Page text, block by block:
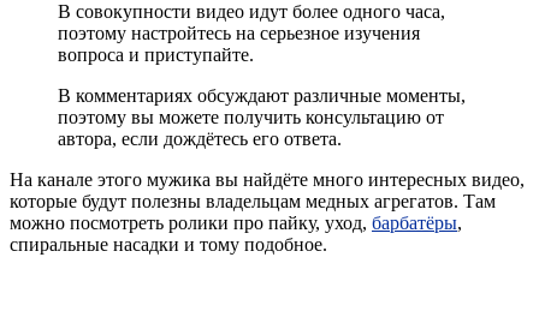
В совокупности видео идут более одного часа,
поэтому настройтесь на серьезное изучения
вопроса и приступайте.
В комментариях обсуждают различные моменты,
поэтому вы можете получить консультацию от
автора, если дождётесь его ответа.
На канале этого мужика вы найдёте много интересных видео,
которые будут полезны владельцам медных агрегатов. Там
можно посмотреть ролики про пайку, уход, барбатёры,
спиральные насадки и тому подобное.